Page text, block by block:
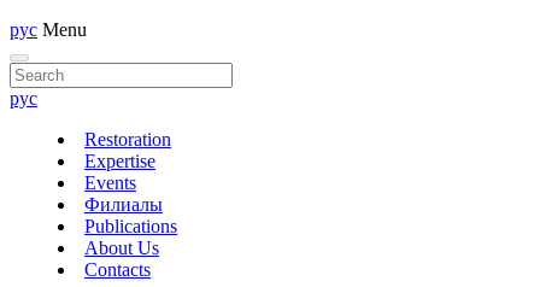
рус Menu
рус
Restoration
Expertise
Events
Филиалы
Publications
About Us
Contacts